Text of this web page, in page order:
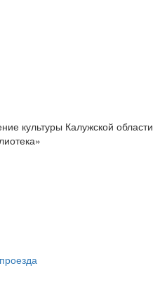
культуры Калужской области